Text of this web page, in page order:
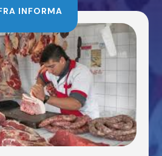
INFORMA